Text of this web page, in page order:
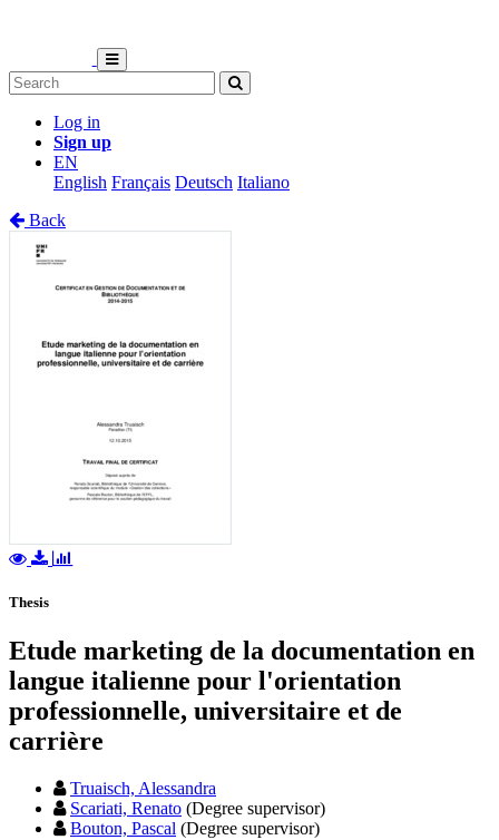
Log in
Sign up
EN
English Français Deutsch Italiano
Back
Thesis
Etude marketing de la documentation en
langue italienne pour l'orientation
professionnelle, universitaire et de
carrière
Truaisch, Alessandra
Scariati, Renato (Degree supervisor)
Bouton, Pascal (Degree supervisor)